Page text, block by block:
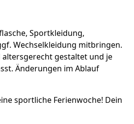
Sportkleidung,
Wechselkleidung mitbringen.
gestaltet und je
Änderungen im Ablauf
sportliche Ferienwoche! Dein